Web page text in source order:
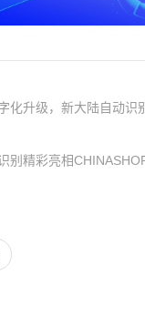
化升级，新大陆自动识
别精彩亮相